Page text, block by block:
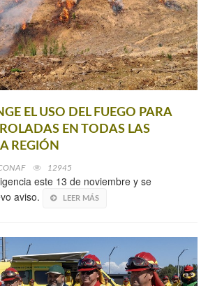
EL USO DEL FUEGO PARA
EN TODAS LAS
REGIÓN
12945
este 13 de noviembre y se
aviso.
LEER MÁS